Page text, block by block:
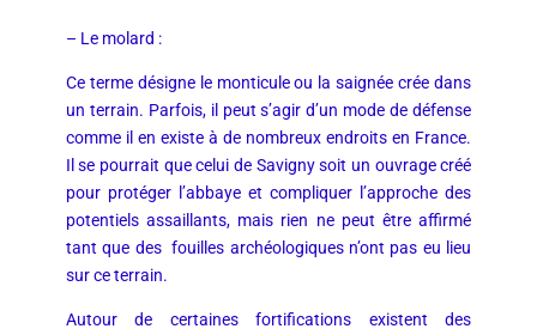
– Le molard :
Ce terme désigne le monticule ou la saignée crée dans
un terrain. Parfois, il peut s’agir d’un mode de défense
comme il en existe à de nombreux endroits en France.
Il se pourrait que celui de Savigny soit un ouvrage créé
pour protéger l’abbaye et compliquer l’approche des
potentiels assaillants, mais rien ne peut être affirmé
tant que des fouilles archéologiques n’ont pas eu lieu
sur ce terrain.
Autour de certaines fortifications existent des